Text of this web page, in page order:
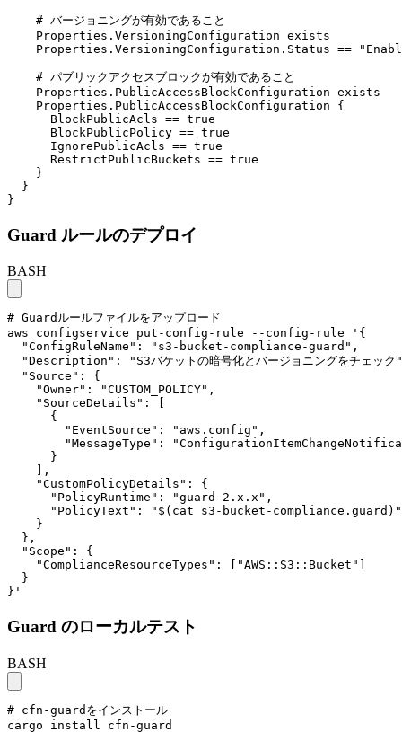
    # バージョニングが有効であること
    Properties.VersioningConfiguration exists
Properties.VersioningConfiguration.Status ==
    # パブリックアクセスブロックが有効であること
    Properties.PublicAccessBlockConfiguration exists
    Properties.PublicAccessBlockConfiguration {
      BlockPublicAcls == true
      BlockPublicPolicy == true
      IgnorePublicAcls == true
      RestrictPublicBuckets == true
    }
  }
}
Guard ルールのデプロイ
BASH
# Guardルールファイルをアップロード
aws configservice put-config-rule --config-rule '{
  "ConfigRuleName": "s3-bucket-compliance-guard",
"Description": "S3バケットの暗号化とバージョニングをチェック
  "Source": {
    "Owner": "CUSTOM_POLICY",
    "SourceDetails": [
      {
        "EventSource": "aws.config",
"MessageType":
      }
    ],
    "CustomPolicyDetails": {
      "PolicyRuntime": "guard-2.x.x",
      "PolicyText": "$(cat s3-bucket-compliance.guard)"
    }
  },
  "Scope": {
    "ComplianceResourceTypes": ["AWS::S3::Bucket"]
  }
}'
Guard のローカルテスト
BASH
# cfn-guardをインストール
cargo install cfn-guard